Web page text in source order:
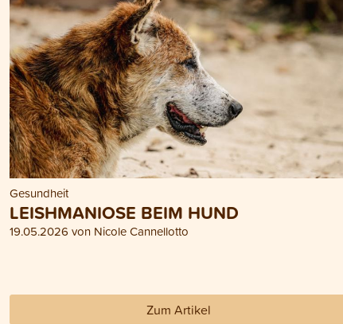
Gesundheit
LEISHMANIOSE BEIM HUND
19.05.2026 von Nicole Cannellotto
Zum Artikel